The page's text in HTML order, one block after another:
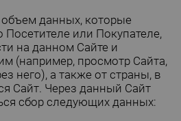
данных, которые
Посетителе или Покупателе,
на данном Сайте и
(например, просмотр Сайта,
него), а также от страны, в
Сайт. Через данный Сайт
сбор следующих данных: